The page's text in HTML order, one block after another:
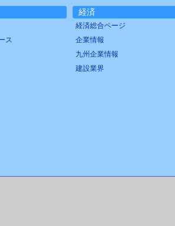
ス
経済
経済総合ページ
企業情報
九州企業情報
建設業界